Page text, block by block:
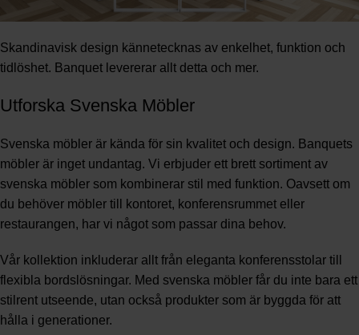
Skandinavisk design kännetecknas av enkelhet, funktion och
tidlöshet. Banquet levererar allt detta och mer.
Utforska Svenska Möbler
Svenska möbler är kända för sin kvalitet och design. Banquets
möbler är inget undantag. Vi erbjuder ett brett sortiment av
svenska möbler som kombinerar stil med funktion. Oavsett om
du behöver möbler till kontoret, konferensrummet eller
restaurangen, har vi något som passar dina behov.
Vår kollektion inkluderar allt från eleganta konferensstolar till
flexibla bordslösningar. Med svenska möbler får du inte bara ett
stilrent utseende, utan också produkter som är byggda för att
hålla i generationer.